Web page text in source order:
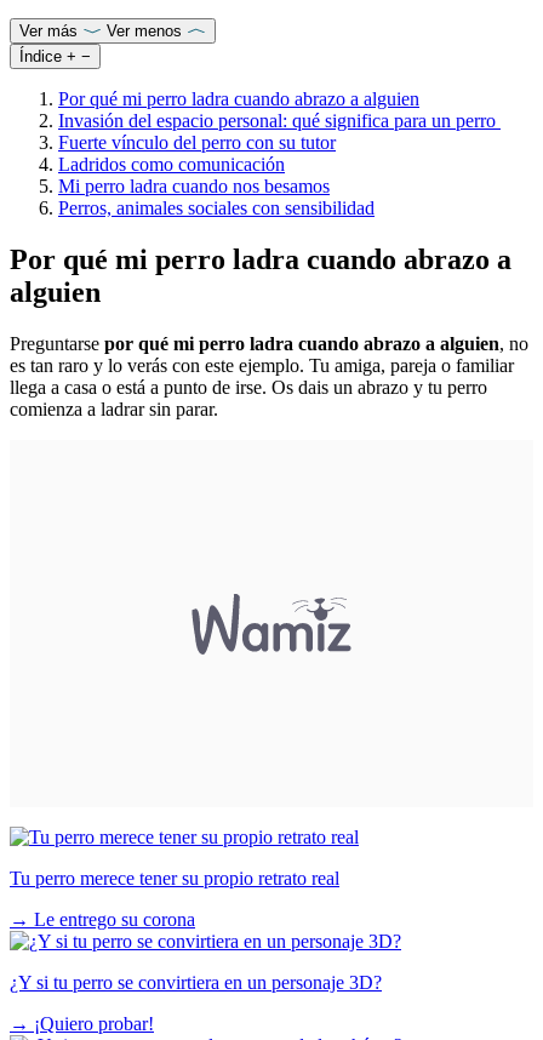
Ver más
Ver menos
Índice + −
Por qué mi perro ladra cuando abrazo a alguien
Invasión del espacio personal: qué significa para un perro
Fuerte vínculo del perro con su tutor
Ladridos como comunicación
Mi perro ladra cuando nos besamos
Perros, animales sociales con sensibilidad
Por qué mi perro ladra cuando abrazo a
alguien
Preguntarse por qué mi perro ladra cuando abrazo a alguien, no
es tan raro y lo verás con este ejemplo. Tu amiga, pareja o familiar
llega a casa o está a punto de irse. Os dais un abrazo y tu perro
comienza a ladrar sin parar.
Tu perro merece tener su propio retrato real
→ Le entrego su corona
¿Y si tu perro se convirtiera en un personaje 3D?
→ ¡Quiero probar!